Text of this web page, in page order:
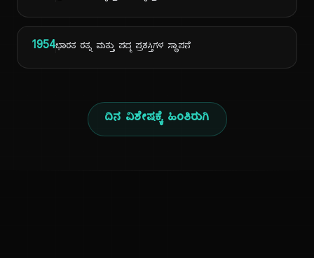
1954ಭಾರತ ರತ್ನ ಮತ್ತು ಪದ್ಮ ಪ್ರಶಸ್ತಿಗಳ ಸ್ಥಾಪನೆ
ದಿನ ವಿಶೇಷಕ್ಕೆ ಹಿಂತಿರುಗಿ